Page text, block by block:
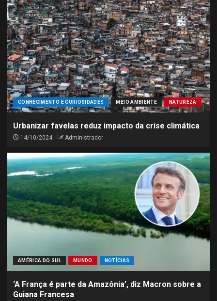
CONHECIMENTO E CURIOSIDADES MEIO AMBIENTE NATUREZA
Urbanizar favelas reduz impacto da crise climática
14/10/2024 Administrador
AMÉRICA DO SUL MUNDO NOTÍCIAS
‘A França é parte da Amazônia’, diz Macron sobre a
Guiana Francesa